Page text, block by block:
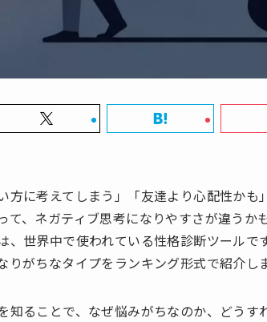
方に考えてしまう」「友達より心配性か
て、ネガティブ思考になりやすさが違う
、世界中で使われている性格診断ツール
りがちなタイプをランキング形式で紹介しま
知ることで、なぜ悩みがちなのか、どう